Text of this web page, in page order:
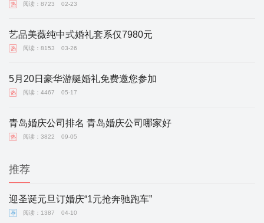
热 阅读：8723 02-23
艺品美薇纯中式婚礼套系仅7980元
热 阅读：8153 03-26
5月20日豪华游艇婚礼免费邀您参加
热 阅读：4467 05-17
青岛婚庆公司排名 青岛婚庆公司哪家好
热 阅读：3822 09-05
推荐
迎圣诞元旦订婚庆“1元抢奔驰跑车”
荐 阅读：1387 04-10